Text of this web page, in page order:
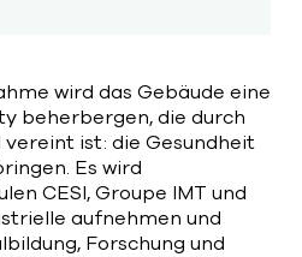
wird das Gebäude eine
beherbergen, die durch
ist: die Gesundheit
Es wird
CESI, Groupe IMT und
aufnehmen und
Forschung und